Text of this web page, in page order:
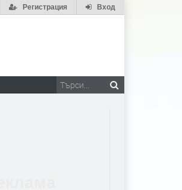
Вход
Регистрация